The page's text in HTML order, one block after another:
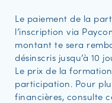
Le paiement de la
l’inscription via
montant te sera
désinscris jusqu’à 10
Le prix de la
participation. Pour
financières, consulte